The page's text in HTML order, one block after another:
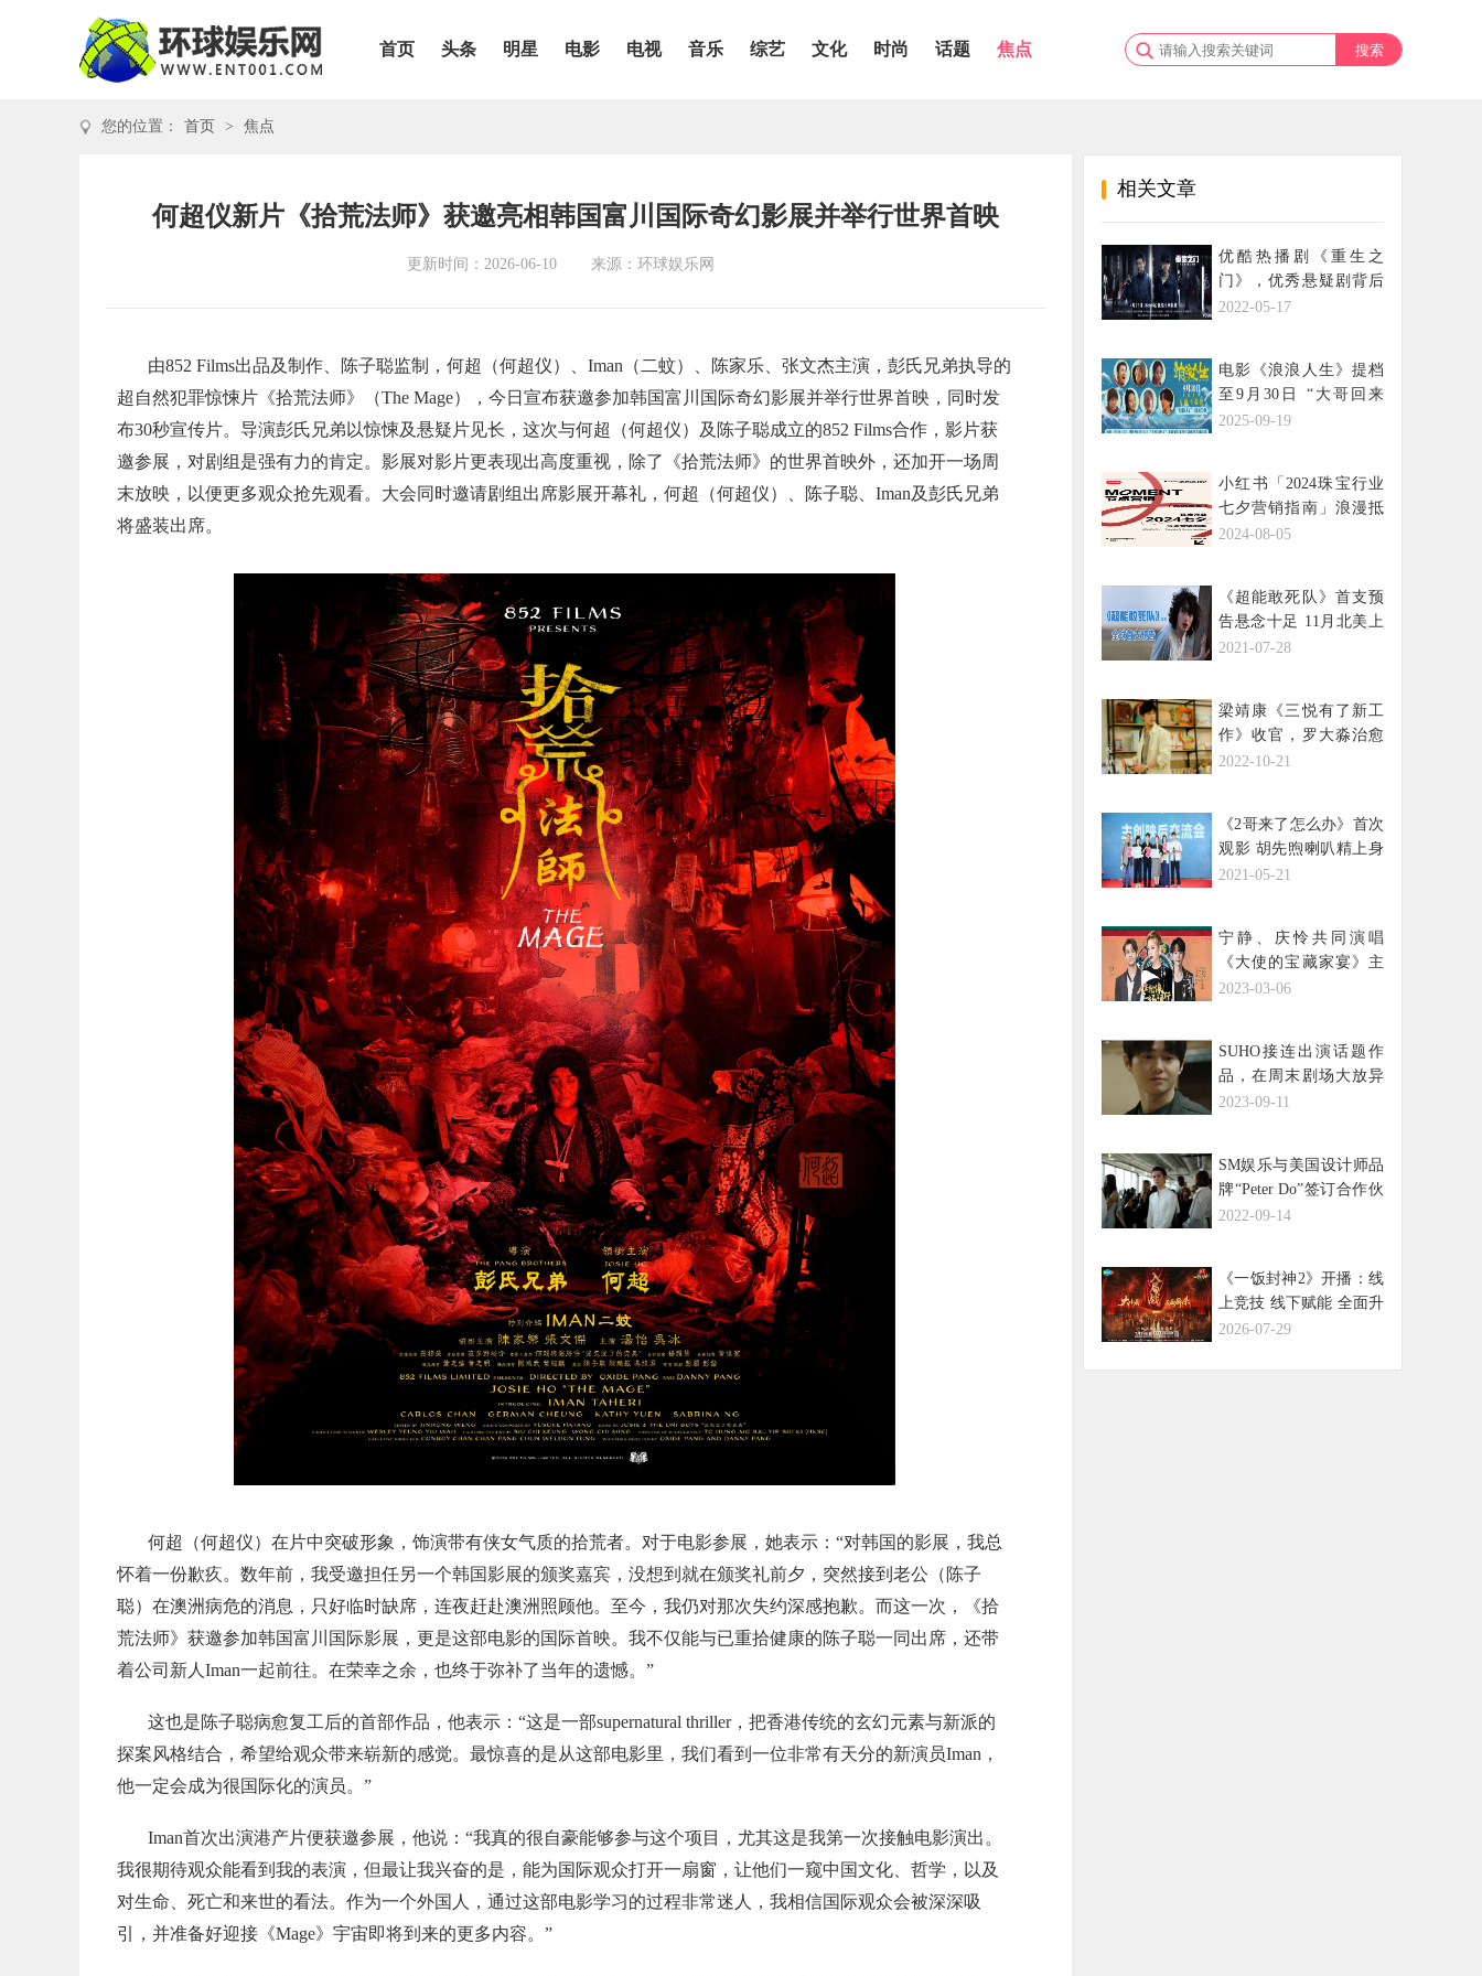
首页 头条 明星 电影 电视 音乐 综艺 文化 时尚 话题 焦点
您的位置： 首页 > 焦点
何超仪新片《拾荒法师》获邀亮相韩国富川国际奇幻影展并举行世界首映
更新时间：2026-06-10 来源：环球娱乐网
由852 Films出品及制作、陈子聪监制，何超（何超仪）、Iman（二蚊）、陈家乐、张文杰主演，彭氏兄弟执导的
超自然犯罪惊悚片《拾荒法师》（The Mage），今日宣布获邀参加韩国富川国际奇幻影展并举行世界首映，同时发
布30秒宣传片。导演彭氏兄弟以惊悚及悬疑片见长，这次与何超（何超仪）及陈子聪成立的852 Films合作，影片获
邀参展，对剧组是强有力的肯定。影展对影片更表现出高度重视，除了《拾荒法师》的世界首映外，还加开一场周
末放映，以便更多观众抢先观看。大会同时邀请剧组出席影展开幕礼，何超（何超仪）、陈子聪、Iman及彭氏兄弟
将盛装出席。
何超（何超仪）在片中突破形象，饰演带有侠女气质的拾荒者。对于电影参展，她表示：“对韩国的影展，我总
怀着一份歉疚。数年前，我受邀担任另一个韩国影展的颁奖嘉宾，没想到就在颁奖礼前夕，突然接到老公（陈子
聪）在澳洲病危的消息，只好临时缺席，连夜赶赴澳洲照顾他。至今，我仍对那次失约深感抱歉。而这一次，《拾
荒法师》获邀参加韩国富川国际影展，更是这部电影的国际首映。我不仅能与已重拾健康的陈子聪一同出席，还带
着公司新人Iman一起前往。在荣幸之余，也终于弥补了当年的遗憾。”
这也是陈子聪病愈复工后的首部作品，他表示：“这是一部supernatural thriller，把香港传统的玄幻元素与新派的
探案风格结合，希望给观众带来崭新的感觉。最惊喜的是从这部电影里，我们看到一位非常有天分的新演员Iman，
他一定会成为很国际化的演员。”
Iman首次出演港产片便获邀参展，他说：“我真的很自豪能够参与这个项目，尤其这是我第一次接触电影演出。
我很期待观众能看到我的表演，但最让我兴奋的是，能为国际观众打开一扇窗，让他们一窥中国文化、哲学，以及
对生命、死亡和来世的看法。作为一个外国人，通过这部电影学习的过程非常迷人，我相信国际观众会被深深吸
引，并准备好迎接《Mage》宇宙即将到来的更多内容。”
相关文章
优酷热播剧《重生之
门》，优秀悬疑剧背后
的推动者“本格推理”
2022-05-17
电影《浪浪人生》提档
至9月30日 “大哥回来
了”主题预告再续江湖传
2025-09-19
小红书「2024珠宝行业
七夕营销指南」浪漫抵
达
2024-08-05
《超能敢死队》首支预
告悬念十足 11月北美上
映引期待
2021-07-28
梁靖康《三悦有了新工
作》收官，罗大淼治愈
秋日收获幸福
2022-10-21
《2哥来了怎么办》首次
观影 胡先煦喇叭精上身
邓恩熙泪洒现场
2021-05-21
宁静、庆怜共同演唱
《大使的宝藏家宴》主
题曲《人生就像一场远
2023-03-06
SUHO接连出演话题作
品，在周末剧场大放异
彩，引领自身最高收视
2023-09-11
SM娱乐与美国设计师品
牌“Peter Do”签订合作伙
伴关系，通过纽约时装
来！
2022-09-14
《一饭封神2》开播：线
上竞技 线下赋能 全面升
级讲好中国美食故事
2026-07-29